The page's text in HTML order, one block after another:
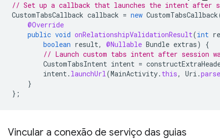
// Set up a callback that launches the intent after
CustomTabsCallback callback = new CustomTabsCallback
@Override
public void onRelationshipValidationResult(int
boolean result, @Nullable Bundle extras)
{
// Launch custom tabs intent after session
CustomTabsIntent intent =
intent. launchUrl(MainActivity. this, Uri .parse
}
};
Vincular a conexão de serviço das guias